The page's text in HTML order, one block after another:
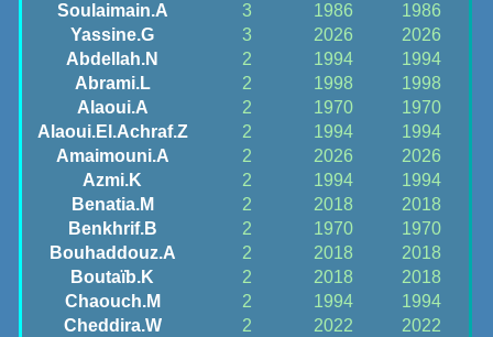
Soulaimain.A
3 1986
1986
Yassine.G
3 2026
2026
Abdellah.N
2 1994
1994
Abrami.L
2 1998
1998
Alaoui.A
2 1970
1970
Alaoui.El.Achraf.Z
2 1994
1994
Amaimouni.A
2 2026
2026
Azmi.K
2 1994
1994
Benatia.M
2 2018
2018
Benkhrif.B
2 1970
1970
Bouhaddouz.A
2 2018
2018
Boutaïb.K
2 2018
2018
Chaouch.M
2 1994
1994
Cheddira.W
2 2022
2022